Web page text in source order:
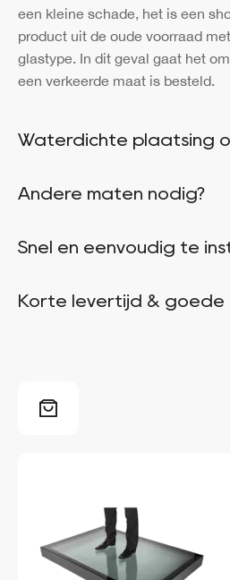
een kleine schade, het is een
product uit de oude voorraad
glastype. In dit geval gaat het
een verkeerde maat is besteld.
Waterdichte plaatsing
Andere maten nodig?
Snel en eenvoudig te
Korte levertijd &